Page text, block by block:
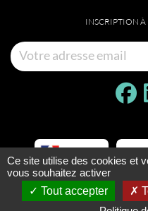
INSCRIPTION À
Ce site utilise des cookies et
vous souhaitez activer
Tout accepter